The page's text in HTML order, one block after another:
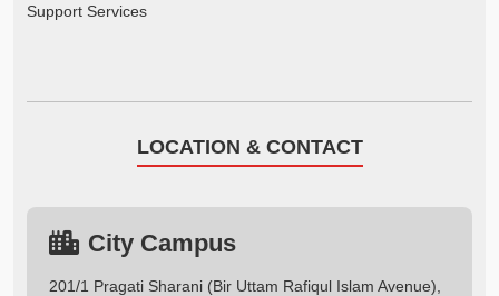
Support Services
LOCATION & CONTACT
City Campus
201/1 Pragati Sharani (Bir Uttam Rafiqul Islam Avenue),